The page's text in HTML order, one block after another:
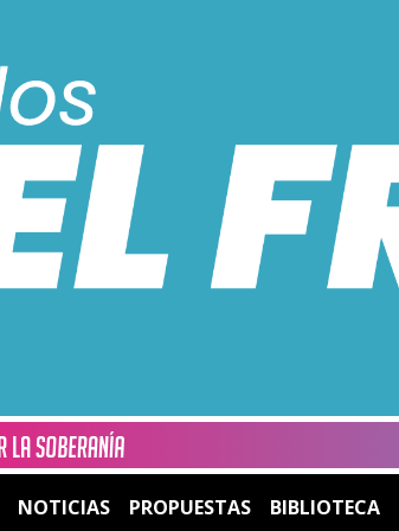
NOTICIAS PROPUESTAS BIBLIOTECA